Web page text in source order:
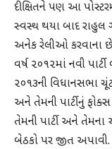
દીક્ષિતને પણ આ
સ્વસ્થ થયા બાદ રાહુલ
અનેક રેલીઓ કરવાના
વર્ષ ૨૦૧૨માં નવી
૨૦૧૩ની વિધાનસભા
અને તેમની પાર્ટીનું
તેમની પાર્ટી અને
બેઠકો પર જીત